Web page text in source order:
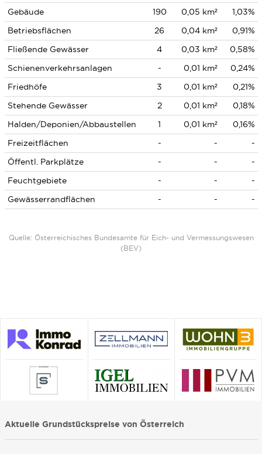
Gebäude 190 0,05 km²
1,03%
Betriebsflächen
26 0,04 km²
0,91%
Fließende Gewässer
4 0,03 km²
0,58%
Schienenverkehrsanlagen
- 0,01 km²
0,24%
Friedhöfe
3 0,01 km²
0,21%
Stehende Gewässer
2 0,01 km²
0,18%
Halden/Deponien/Abbaustellen
1 0,01 km²
0,16%
Freizeitflächen
- -
-
Öffentl. Parkplätze
- -
-
Feuchtgebiete
- -
-
Gewässerrandflächen
- - -
Quelle: Österreichisches Bundesamte für Eich- und Vermessungswesen
(BEV)
Aktuelle Grundstückspreise von Österreich